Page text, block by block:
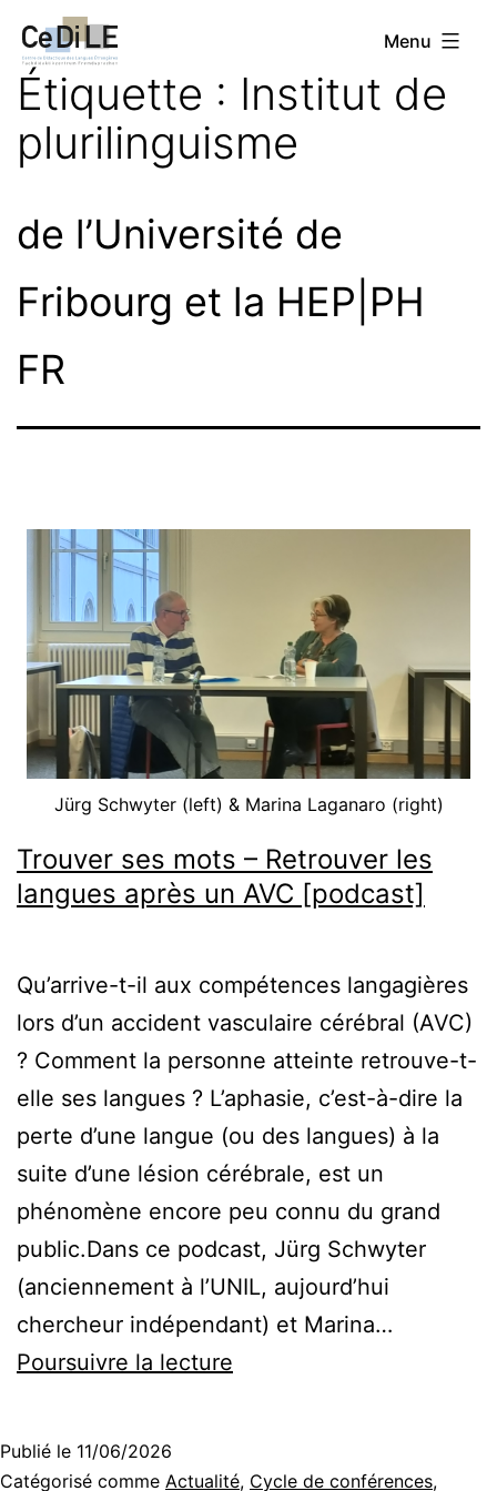
au
contenu
CeDiLE Menu
Étiquette : Institut de
plurilinguisme
de l’Université de
Fribourg et la HEP|PH
FR
Jürg Schwyter (left) & Marina Laganaro (right)
Trouver ses mots – Retrouver les
langues après un AVC [podcast]
Qu’arrive-t-il aux compétences langagières
lors d’un accident vasculaire cérébral (AVC)
? Comment la personne atteinte retrouve-t-
elle ses langues ? L’aphasie, c’est-à-dire la
perte d’une langue (ou des langues) à la
suite d’une lésion cérébrale, est un
phénomène encore peu connu du grand
public.Dans ce podcast, Jürg Schwyter
(anciennement à l’UNIL, aujourd’hui
chercheur indépendant) et Marina…
Poursuivre la lecture
–
Publié le 11/06/2026
Catégorisé comme Actualité, Cycle de conférences,